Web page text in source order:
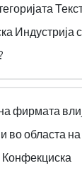
Индустрија
фирмата
во областа